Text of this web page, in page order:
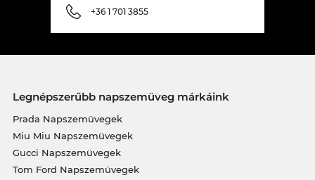
+36 1 701 3855
Legnépszerűbb napszemüveg márkáink
Prada Napszemüvegek
Miu Miu Napszemüvegek
Gucci Napszemüvegek
Tom Ford Napszemüvegek